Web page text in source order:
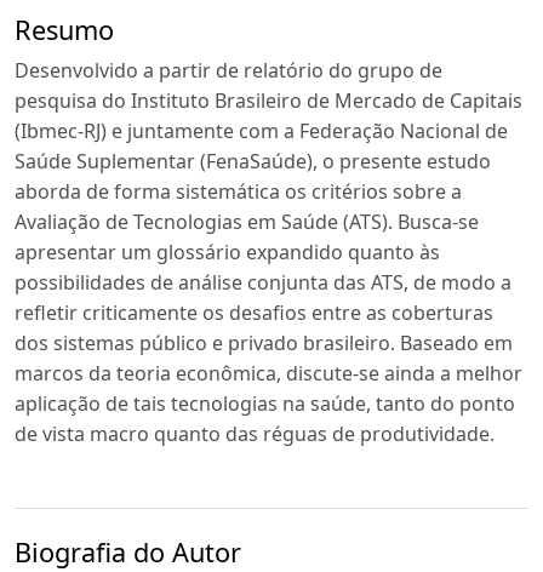
Resumo
Desenvolvido a partir de relatório do grupo de
pesquisa do Instituto Brasileiro de Mercado de Capitais
(Ibmec-RJ) e juntamente com a Federação Nacional de
Saúde Suplementar (FenaSaúde), o presente estudo
aborda de forma sistemática os critérios sobre a
Avaliação de Tecnologias em Saúde (ATS). Busca-se
apresentar um glossário expandido quanto às
possibilidades de análise conjunta das ATS, de modo a
refletir criticamente os desafios entre as coberturas
dos sistemas público e privado brasileiro. Baseado em
marcos da teoria econômica, discute-se ainda a melhor
aplicação de tais tecnologias na saúde, tanto do ponto
de vista macro quanto das réguas de produtividade.
Biografia do Autor